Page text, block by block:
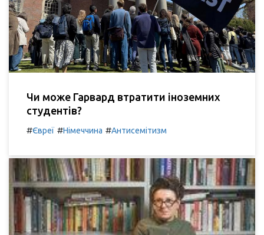
Чи може Гарвард втратити іноземних
студентів?
#Євреї #Німеччина #Антисемітизм